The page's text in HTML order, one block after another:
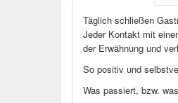
Täglich schließen
Jeder Kontakt mit
der Erwähnung und
So positiv und
Was passiert, bzw.